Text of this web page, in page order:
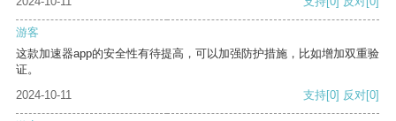
游客
这款加速器app的安全性有待提高，可以加强防护措施，比如增加双重验
证。
2024-10-11
支持[0] 反对[0]